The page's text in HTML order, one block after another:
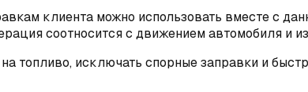
клиента можно использовать вместе с
соотносится с движением автомобиля и
топливо, исключать спорные заправки и